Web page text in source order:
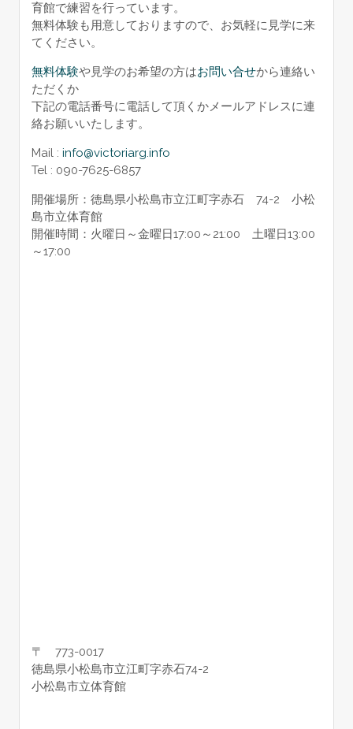
育館で練習を行っています。
無料体験も用意しておりますので、お気軽に見学に来
てください。
無料体験や見学のお希望の方はお問い合せから連絡い
ただくか
下記の電話番号に電話して頂くかメールアドレスに連
絡お願いいたします。
Mail : info@victoriarg.info
Tel : 090-7625-6857
開催場所：徳島県小松島市立江町字赤石 74-2 小松
島市立体育館
開催時間：火曜日～金曜日17:00～21:00 土曜日13:00
～17:00
〒 773-0017
徳島県小松島市立江町字赤石74-2
小松島市立体育館